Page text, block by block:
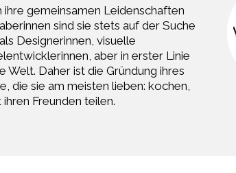
gemeinsamen Leidenschaften
sind sie stets auf der Suche
Designerinnen, visuelle
aber in erster Linie
Welt. Daher ist die Gründung ihres
die sie am meisten lieben: kochen,
Freunden teilen.